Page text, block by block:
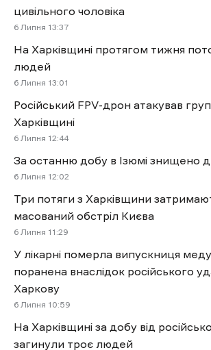
цивільного чоловіка
6 Липня 13:37
На Харківщині протягом тижня
людей
6 Липня 13:01
Російський FPV-дрон атакував
Харківщині
6 Липня 12:44
За останню добу в Ізюмі знищено
6 Липня 12:02
Три потяги з Харківщини
масований обстріл Києва
6 Липня 11:29
У лікарні померла випускниця
поранена внаслідок російського
Харкову
6 Липня 10:59
На Харківщині за добу від
загинули троє людей